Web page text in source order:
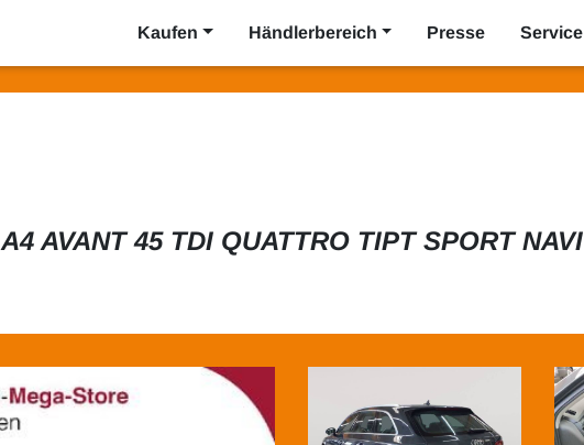
Kaufen Händlerbereich Presse Service
A4 AVANT 45 TDI QUATTRO TIPT SPORT NAVI